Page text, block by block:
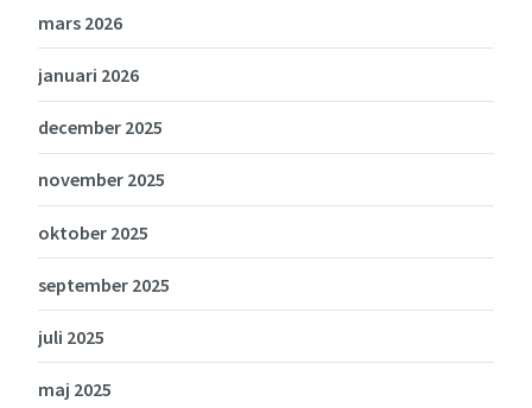
mars 2026
januari 2026
december 2025
november 2025
oktober 2025
september 2025
juli 2025
maj 2025